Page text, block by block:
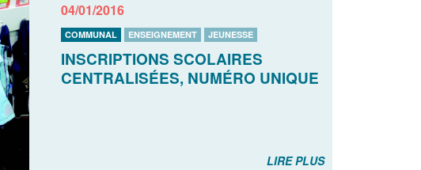
04/01/2016
COMMUNAL ENSEIGNEMENT JEUNESSE
INSCRIPTIONS SCOLAIRES
CENTRALISÉES, NUMÉRO UNIQUE
LIRE PLUS